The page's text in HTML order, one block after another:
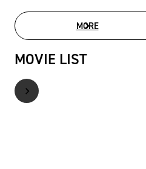
MOREPHOTO GALLERY
MOVIE LIST